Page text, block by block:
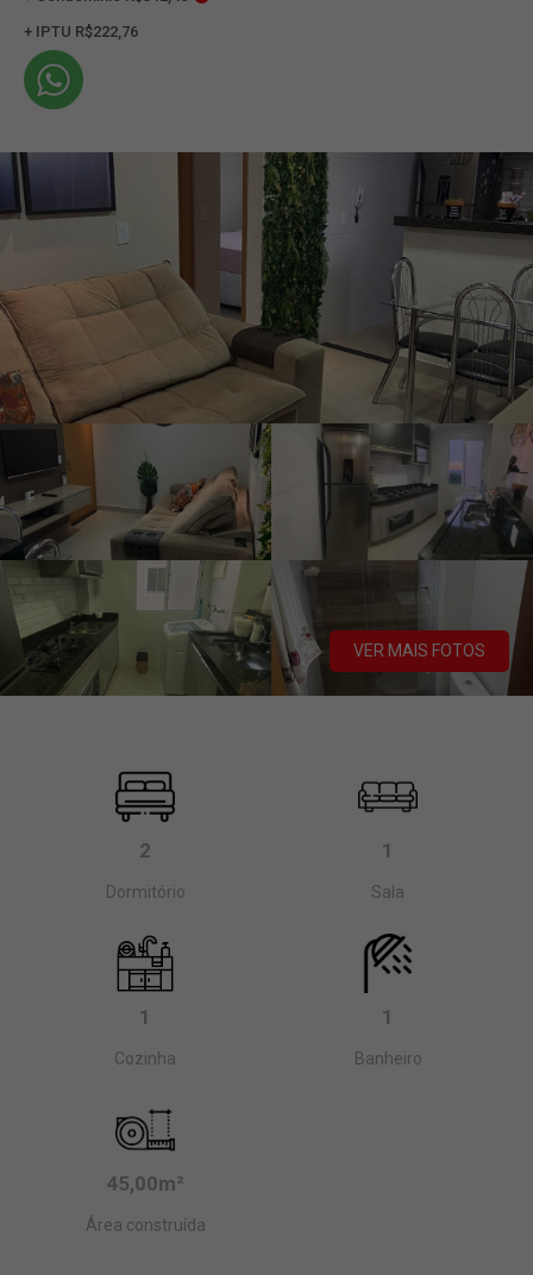
+ IPTU R$222,76
VER MAIS FOTOS
2
Dormitório
1
Sala
1
Cozinha
1
Banheiro
45,00m²
Área construída